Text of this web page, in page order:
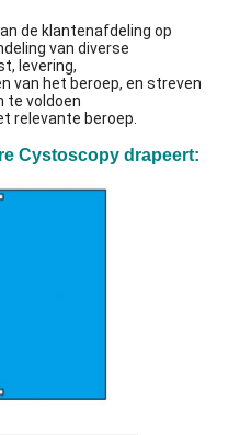
de klantenafdeling op
van diverse
levering,
van het beroep, en streven
te voldoen
relevante beroep.
Cystoscopy drapeert: